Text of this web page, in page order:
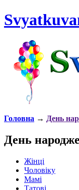
Головна → День
День
Жінці
Чоловіку
Мамі
Татові